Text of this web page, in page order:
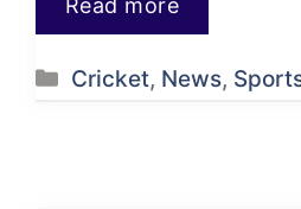
Read more
Categories
Cricket, News,